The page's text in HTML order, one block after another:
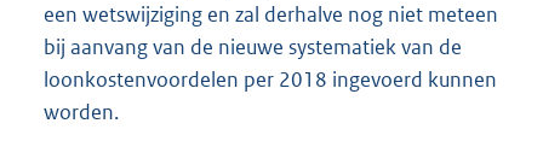
een wetswijziging en zal derhalve nog niet meteen
bij aanvang van de nieuwe systematiek van de
loonkostenvoordelen per 2018 ingevoerd kunnen
worden.